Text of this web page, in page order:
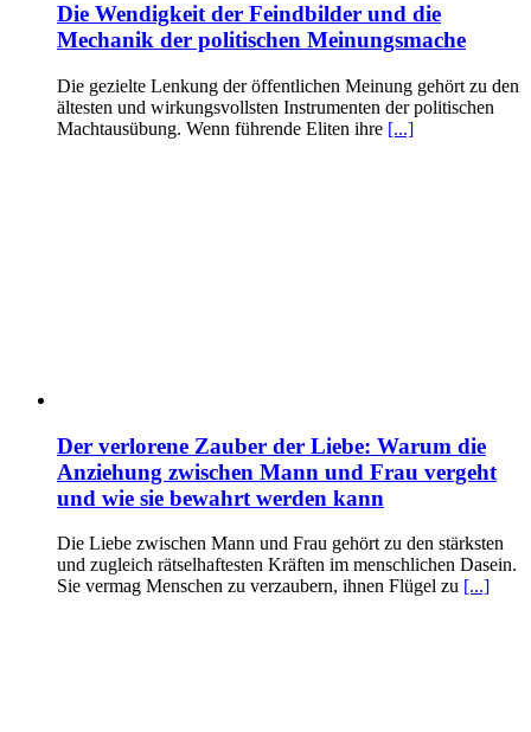
Die Wendigkeit der Feindbilder und die
Mechanik der politischen Meinungsmache
Die gezielte Lenkung der öffentlichen Meinung gehört zu den
ältesten und wirkungsvollsten Instrumenten der politischen
Machtausübung. Wenn führende Eliten ihre [...]
Der verlorene Zauber der Liebe: Warum die
Anziehung zwischen Mann und Frau vergeht
und wie sie bewahrt werden kann
Die Liebe zwischen Mann und Frau gehört zu den stärksten
und zugleich rätselhaftesten Kräften im menschlichen Dasein.
Sie vermag Menschen zu verzaubern, ihnen Flügel zu [...]